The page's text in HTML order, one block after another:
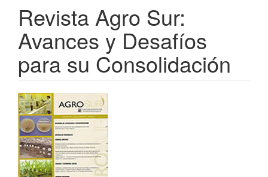
Revista Agro Sur:
Avances y Desafíos
para su Consolidación
Barra
lateral
del
artículo